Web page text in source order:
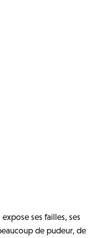
expose ses failles, ses
de pudeur, de